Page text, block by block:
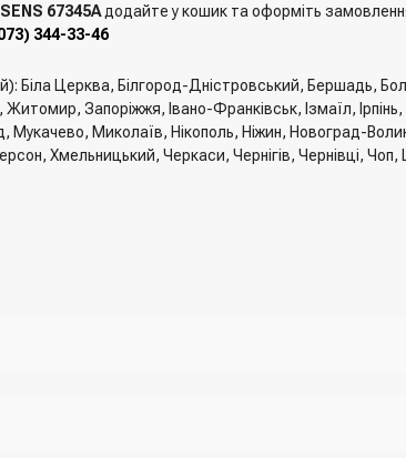
67345Aдодайте у кошик та оформіть
344-33-46
Біла Церква, Білгород-Дністровський, Бершадь,
Запоріжжя, Івано-Франківськ, Ізмаїл,
Мукачево, Миколаїв, Нікополь, Ніжин, Новоград-
Хмельницький, Черкаси, Чернігів, Чернівці,